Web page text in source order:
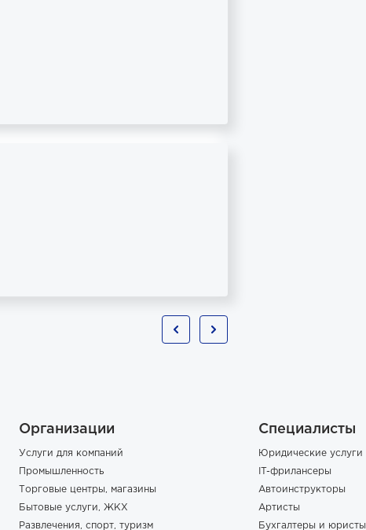
Организации
Услуги для компаний
Промышленность
Торговые центры, магазины
Бытовые услуги, ЖКХ
Развлечения, спорт, туризм
Специалисты
Юридические услуги
IT-фрилансеры
Автоинструкторы
Артисты
Бухгалтеры и юристы